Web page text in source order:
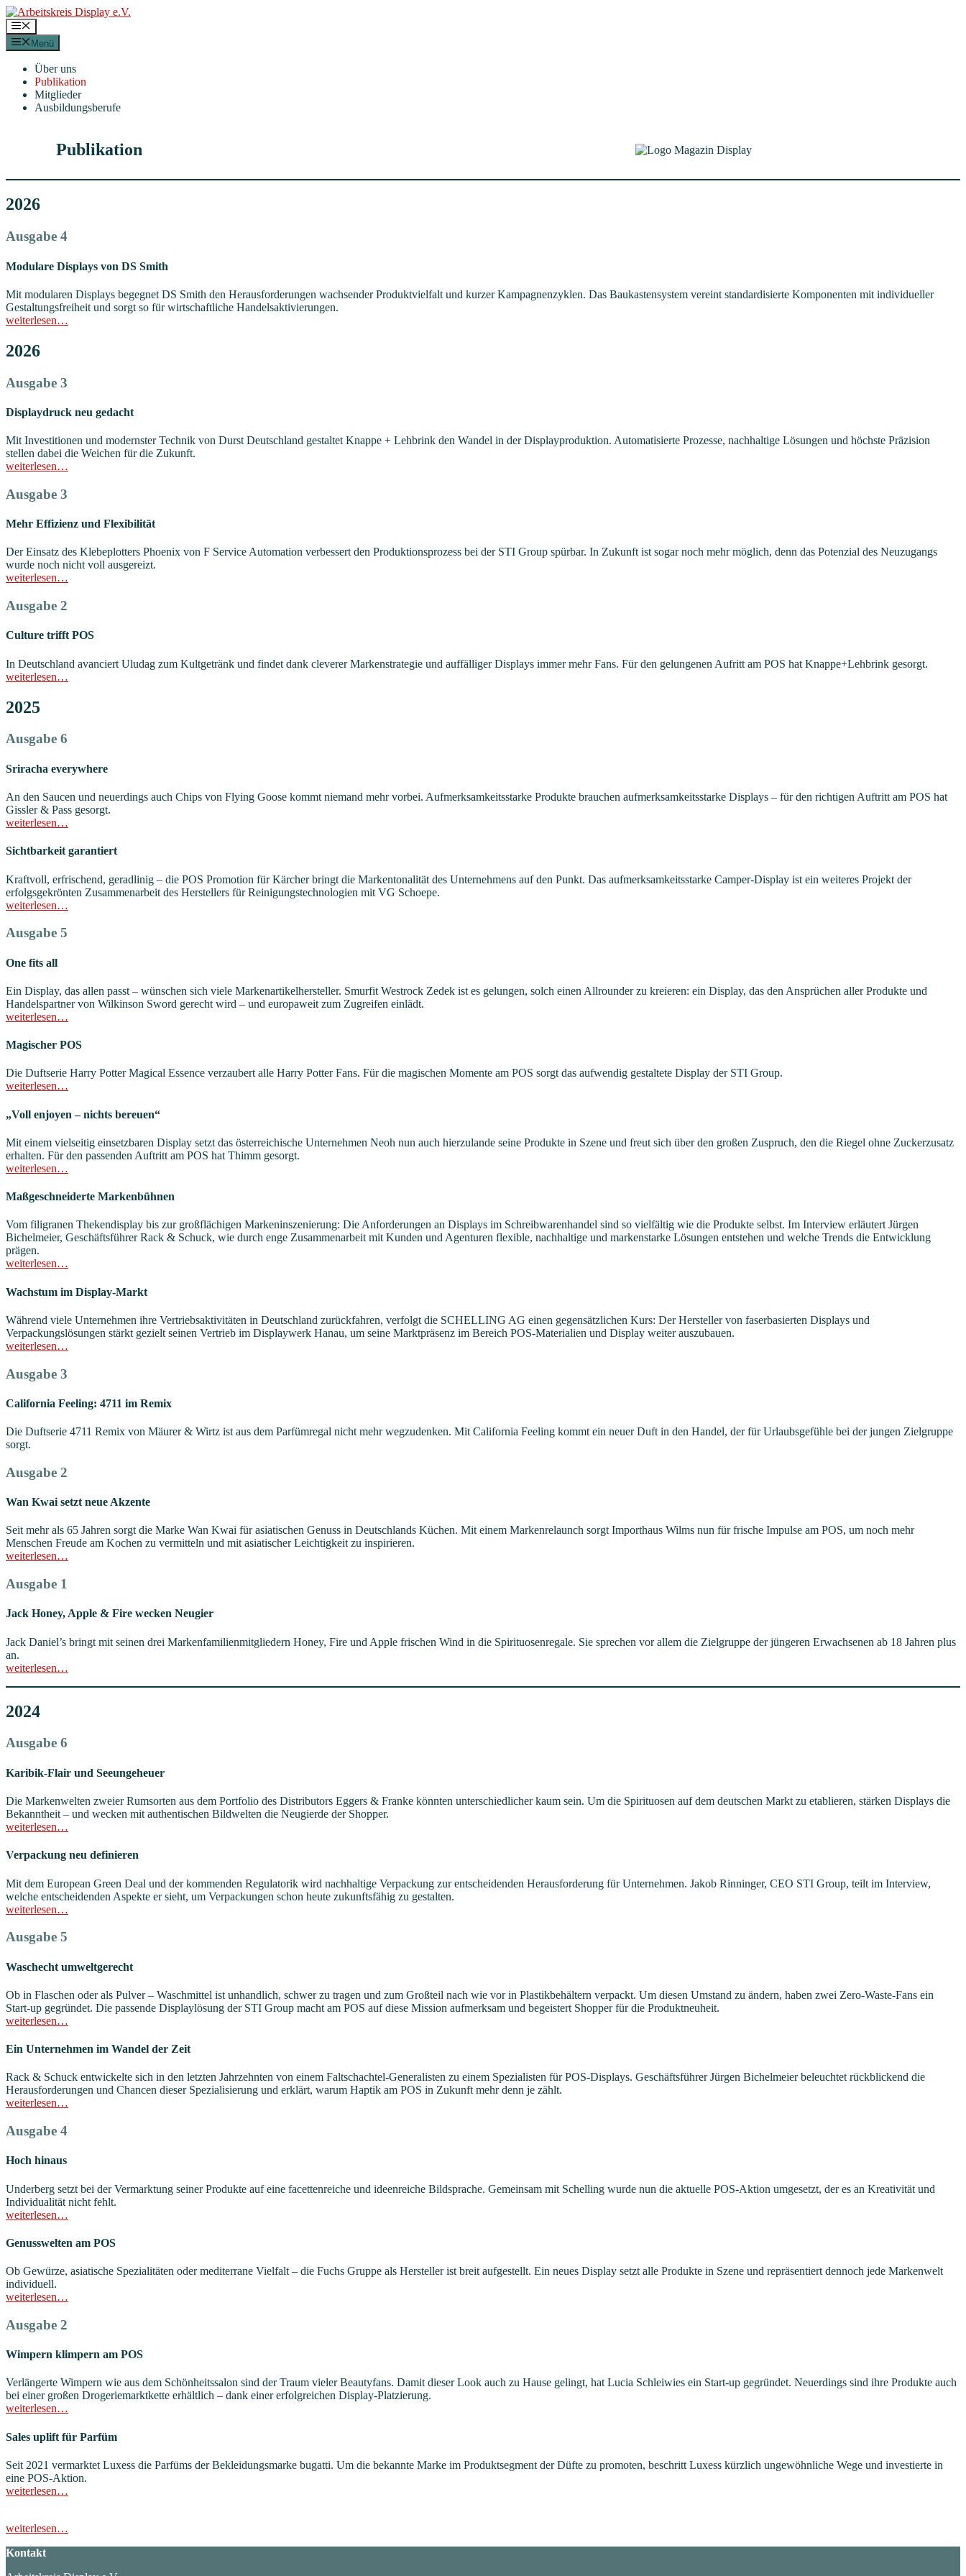
Zum
Inhalt
springen
Menü
Menü
Über uns
Publikation
Mitglieder
Ausbildungsberufe
Publikation
2026
Ausgabe 4
Modulare Displays von DS Smith
Mit modularen Displays begegnet DS Smith den Herausforderungen wachsender Produktvielfalt und kurzer Kampagnenzyklen. Das Baukastensystem vereint standardisierte Komponenten mit individueller
Gestaltungsfreiheit und sorgt so für wirtschaftliche Handelsaktivierungen.
weiterlesen…
2026
Ausgabe 3
Displaydruck neu gedacht
Mit Investitionen und modernster Technik von Durst Deutschland gestaltet Knappe + Lehbrink den Wandel in der Displayproduktion. Automatisierte Prozesse, nachhaltige Lösungen und höchste Präzision
stellen dabei die Weichen für die Zukunft.
weiterlesen…
Ausgabe 3
Mehr Effizienz und Flexibilität
Der Einsatz des Klebeplotters Phoenix von F Service Automation verbessert den Produktionsprozess bei der STI Group spürbar. In Zukunft ist sogar noch mehr möglich, denn das Potenzial des Neuzugangs
wurde noch nicht voll ausgereizt.
weiterlesen…
Ausgabe 2
Culture trifft POS
In Deutschland avanciert Uludag zum Kultgetränk und findet dank cleverer Markenstrategie und auffälliger Displays immer mehr Fans. Für den gelungenen Aufritt am POS hat Knappe+Lehbrink gesorgt.
weiterlesen…
2025
Ausgabe 6
Sriracha everywhere
An den Saucen und neuerdings auch Chips von Flying Goose kommt niemand mehr vorbei. Aufmerksamkeitsstarke Produkte brauchen aufmerksamkeitsstarke Displays – für den richtigen Auftritt am POS hat
Gissler & Pass gesorgt.
weiterlesen…
Sichtbarkeit garantiert
Kraftvoll, erfrischend, geradlinig – die POS Promotion für Kärcher bringt die Markentonalität des Unternehmens auf den Punkt. Das aufmerksamkeitsstarke Camper-Display ist ein weiteres Projekt der
erfolgsgekrönten Zusammenarbeit des Herstellers für Reinigungstechnologien mit VG Schoepe.
weiterlesen…
Ausgabe 5
One fits all
Ein Display, das allen passt – wünschen sich viele Markenartikelhersteller. Smurfit Westrock Zedek ist es gelungen, solch einen Allrounder zu kreieren: ein Display, das den Ansprüchen aller Produkte und
Handelspartner von Wilkinson Sword gerecht wird – und europaweit zum Zugreifen einlädt.
weiterlesen…
Magischer POS
Die Duftserie Harry Potter Magical Essence verzaubert alle Harry Potter Fans. Für die magischen Momente am POS sorgt das aufwendig gestaltete Display der STI Group.
weiterlesen…
„Voll enjoyen – nichts bereuen“
Mit einem vielseitig einsetzbaren Display setzt das österreichische Unternehmen Neoh nun auch hierzulande seine Produkte in Szene und freut sich über den großen Zuspruch, den die Riegel ohne Zuckerzusatz
erhalten. Für den passenden Auftritt am POS hat Thimm gesorgt.
weiterlesen…
Maßgeschneiderte Markenbühnen
Vom filigranen Thekendisplay bis zur großflächigen Markeninszenierung: Die Anforderungen an Displays im Schreibwarenhandel sind so vielfältig wie die Produkte selbst. Im Interview erläutert Jürgen
Bichelmeier, Geschäftsführer Rack & Schuck, wie durch enge Zusammenarbeit mit Kunden und Agenturen flexible, nachhaltige und markenstarke Lösungen entstehen und welche Trends die Entwicklung
prägen.
weiterlesen…
Wachstum im Display-Markt
Während viele Unternehmen ihre Vertriebsaktivitäten in Deutschland zurückfahren, verfolgt die SCHELLING AG einen gegensätzlichen Kurs: Der Hersteller von faserbasierten Displays und
Verpackungslösungen stärkt gezielt seinen Vertrieb im Displaywerk Hanau, um seine Marktpräsenz im Bereich POS-Materialien und Display weiter auszubauen.
weiterlesen…
Ausgabe 3
California Feeling: 4711 im Remix
Die Duftserie 4711 Remix von Mäurer & Wirtz ist aus dem Parfümregal nicht mehr wegzudenken. Mit California Feeling kommt ein neuer Duft in den Handel, der für Urlaubsgefühle bei der jungen Zielgruppe
sorgt.
Ausgabe 2
Wan Kwai setzt neue Akzente
Seit mehr als 65 Jahren sorgt die Marke Wan Kwai für asiatischen Genuss in Deutschlands Küchen. Mit einem Markenrelaunch sorgt Importhaus Wilms nun für frische Impulse am POS, um noch mehr
Menschen Freude am Kochen zu vermitteln und mit asiatischer Leichtigkeit zu inspirieren.
weiterlesen…
Ausgabe 1
Jack Honey, Apple & Fire wecken Neugier
Jack Daniel’s bringt mit seinen drei Markenfamilienmitgliedern Honey, Fire und Apple frischen Wind in die Spirituosenregale. Sie sprechen vor allem die Zielgruppe der jüngeren Erwachsenen ab 18 Jahren plus
an.
weiterlesen…
2024
Ausgabe 6
Karibik-Flair und Seeungeheuer
Die Markenwelten zweier Rumsorten aus dem Portfolio des Distributors Eggers & Franke könnten unterschiedlicher kaum sein. Um die Spirituosen auf dem deutschen Markt zu etablieren, stärken Displays die
Bekanntheit – und wecken mit authentischen Bildwelten die Neugierde der Shopper.
weiterlesen…
Verpackung neu definieren
Mit dem European Green Deal und der kommenden Regulatorik wird nachhaltige Verpackung zur entscheidenden Herausforderung für Unternehmen. Jakob Rinninger, CEO STI Group, teilt im Interview,
welche entscheidenden Aspekte er sieht, um Verpackungen schon heute zukunftsfähig zu gestalten.
weiterlesen…
Ausgabe 5
Waschecht umweltgerecht
Ob in Flaschen oder als Pulver – Waschmittel ist unhandlich, schwer zu tragen und zum Großteil nach wie vor in Plastikbehältern verpackt. Um diesen Umstand zu ändern, haben zwei Zero-Waste-Fans ein
Start-up gegründet. Die passende Displaylösung der STI Group macht am POS auf diese Mission aufmerksam und begeistert Shopper für die Produktneuheit.
weiterlesen…
Ein Unternehmen im Wandel der Zeit
Rack & Schuck entwickelte sich in den letzten Jahrzehnten von einem Faltschachtel-Generalisten zu einem Spezialisten für POS-Displays. Geschäftsführer Jürgen Bichelmeier beleuchtet rückblickend die
Herausforderungen und Chancen dieser Spezialisierung und erklärt, warum Haptik am POS in Zukunft mehr denn je zählt.
weiterlesen…
Ausgabe 4
Hoch hinaus
Underberg setzt bei der Vermarktung seiner Produkte auf eine facettenreiche und ideenreiche Bildsprache. Gemeinsam mit Schelling wurde nun die aktuelle POS-Aktion umgesetzt, der es an Kreativität und
Individualität nicht fehlt.
weiterlesen…
Genusswelten am POS
Ob Gewürze, asiatische Spezialitäten oder mediterrane Vielfalt – die Fuchs Gruppe als Hersteller ist breit aufgestellt. Ein neues Display setzt alle Produkte in Szene und repräsentiert dennoch jede Markenwelt
individuell.
weiterlesen…
Ausgabe 2
Wimpern klimpern am POS
Verlängerte Wimpern wie aus dem Schönheitssalon sind der Traum vieler Beautyfans. Damit dieser Look auch zu Hause gelingt, hat Lucia Schleiwies ein Start-up gegründet. Neuerdings sind ihre Produkte auch
bei einer großen Drogeriemarktkette erhältlich – dank einer erfolgreichen Display-Platzierung.
weiterlesen…
Sales uplift für Parfüm
Seit 2021 vermarktet Luxess die Parfüms der Bekleidungsmarke bugatti. Um die bekannte Marke im Produktsegment der Düfte zu promoten, beschritt Luxess kürzlich ungewöhnliche Wege und investierte in
eine POS-Aktion.
weiterlesen…
weiterlesen…
Kontakt